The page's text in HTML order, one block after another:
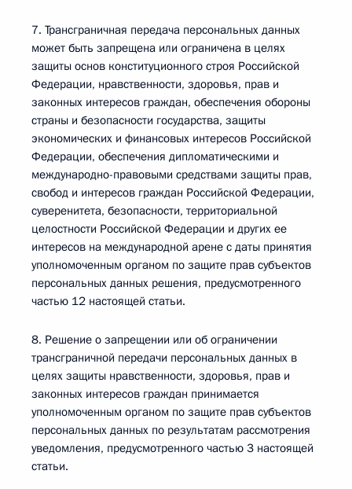
7. Трансграничная передача персональных данных
может быть запрещена или ограничена в целях
защиты основ конституционного строя Российской
Федерации, нравственности, здоровья, прав и
законных интересов граждан, обеспечения обороны
страны и безопасности государства, защиты
экономических и финансовых интересов Российской
Федерации, обеспечения дипломатическими и
международно-правовыми средствами защиты прав,
свобод и интересов граждан Российской Федерации,
суверенитета, безопасности, территориальной
целостности Российской Федерации и других ее
интересов на международной арене с даты принятия
уполномоченным органом по защите прав субъектов
персональных данных решения, предусмотренного
частью 12 настоящей статьи.
8. Решение о запрещении или об ограничении
трансграничной передачи персональных данных в
целях защиты нравственности, здоровья, прав и
законных интересов граждан принимается
уполномоченным органом по защите прав субъектов
персональных данных по результатам рассмотрения
уведомления, предусмотренного частью 3 настоящей
статьи.